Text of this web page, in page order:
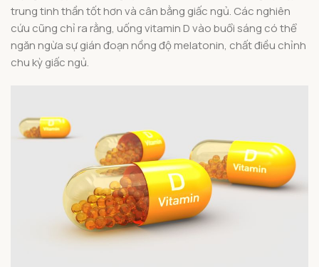
trung tinh thần tốt hơn và cân bằng giấc ngủ. Các nghiên
cứu cũng chỉ ra rằng, uống vitamin D vào buổi sáng có thể
ngăn ngừa sự gián đoạn nồng độ melatonin, chất điều chỉnh
chu kỳ giấc ngủ.